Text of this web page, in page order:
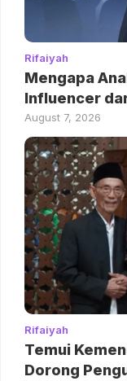
Rifaiyah
Mengapa
Influencer
August 7, 2026
Rifaiyah
Temui
Dorong